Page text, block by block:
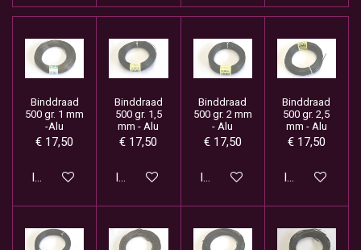
Binddraad
500 gr. 1 mm
-Alu
€ 17,50
In winkelwagen
Binddraad
500 gr. 1,5
mm - Alu
€ 17,50
In winkelwagen
Binddraad
500 gr. 2 mm
- Alu
€ 17,50
In winkelwagen
Binddraad
500 gr. 2,5
mm - Alu
€ 17,50
In